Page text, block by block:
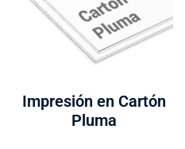
Impresión en Cartón
Pluma